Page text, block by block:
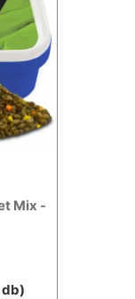
Mix -